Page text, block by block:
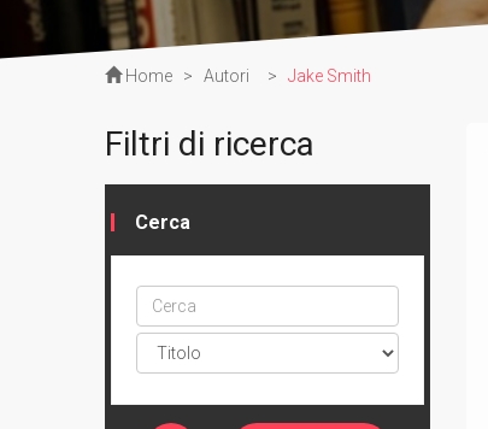
Home > Autori > Jake Smith
Filtri di ricerca
Cerca
Cerca
ptype